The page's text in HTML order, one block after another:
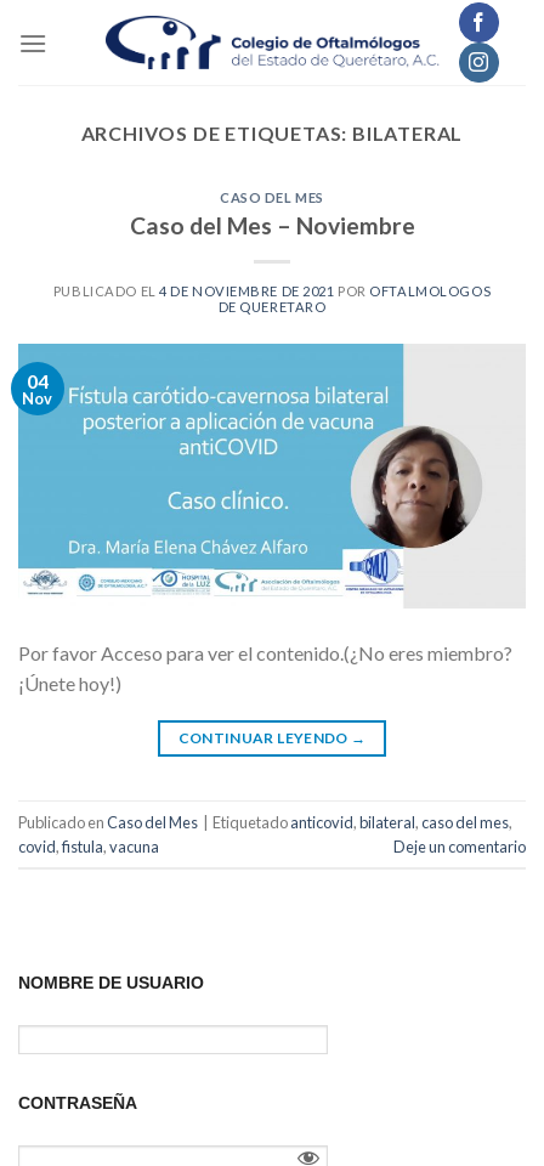
ARCHIVOS DE ETIQUETAS: BILATERAL
CASO DEL MES
Caso del Mes – Noviembre
PUBLICADO EL4 DE NOVIEMBRE DE 2021 POR OFTALMOLOGOS
DE QUERETARO
04
Nov
Por favor Acceso para ver el contenido.(¿No eres miembro?
¡Únete hoy!)
CONTINUAR LEYENDO →
Publicado enCaso del Mes | Etiquetadoanticovid,bilateral,caso del mes,
covid,fistula,vacuna Deje un comentario
NOMBRE DE USUARIO
CONTRASEÑA